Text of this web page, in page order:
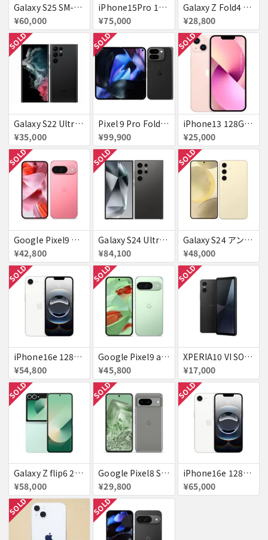
Galaxy S25 SM-S931Z ネイビー SoftBank 送料無料
¥60,000
iPhone15Pro 128GB ブラックチタニウム au
¥75,000
Galaxy Z Fold4 SCG16 au グレイグリーン 送料無料
¥28,800
SOLD
Galaxy S22 Ultra SCG14 ファントムブラック au 送料無料
¥35,000
SOLD
Pixel 9 Pro Fold 256GB Obsidian docomo 送料無料
¥99,900
SOLD
iPhone13 128GB ピンク docomo 送料無料
¥25,000
SOLD
Google Pixel9 Peony 128GB / 12GB SoftBank SIMフリー 送料無料
¥42,800
SOLD
Galaxy S24 Ultra SCG26 256GB au チタニウムブラック 送料無料
¥84,100
SOLD
Galaxy S24 アンバー イエロー 256GB 送料無料
¥48,000
SOLD
iPhone16e 128GB ホワイト 送料無料
¥54,800
SOLD
Google Pixel9 au Wintergreen 128GB / 12GB 送料無料
¥45,800
SOLD
XPERIA10 VI SOG14 au 送料無料
¥17,000
SOLD
Galaxy Z flip6 256GB ミント au 送料無料
¥58,000
SOLD
Google Pixel8 SoftBank SIMフリー 送料無料
¥29,800
SOLD
iPhone16e 128GB ホワイト Softbank 新品 送料無料
¥65,000
SOLD SOLD